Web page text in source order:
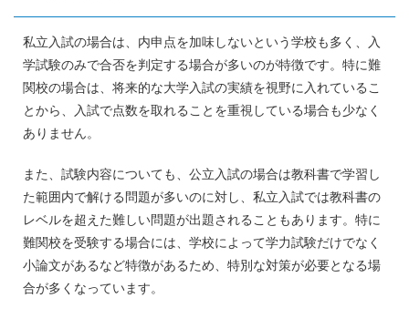
私立入試の場合は、内申点を加味しないという学校も多く、入
学試験のみで合否を判定する場合が多いのが特徴です。特に難
関校の場合は、将来的な大学入試の実績を視野に入れているこ
とから、入試で点数を取れることを重視している場合も少なく
ありません。
また、試験内容についても、公立入試の場合は教科書で学習し
た範囲内で解ける問題が多いのに対し、私立入試では教科書の
レベルを超えた難しい問題が出題されることもあります。特に
難関校を受験する場合には、学校によって学力試験だけでなく
小論文があるなど特徴があるため、特別な対策が必要となる場
合が多くなっています。